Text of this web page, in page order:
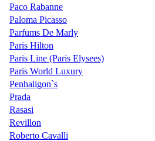
Paco Rabanne
Paloma Picasso
Parfums De Marly
Paris Hilton
Paris Line (Paris Elysees)
Paris World Luxury
Penhaligon`s
Prada
Rasasi
Revillon
Roberto Cavalli